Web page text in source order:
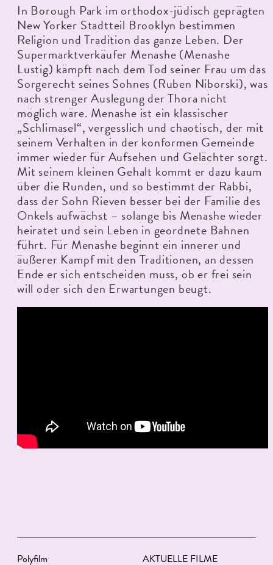
In Borough Park im orthodox-jüdisch geprägten
New Yorker Stadtteil Brooklyn bestimmen
Religion und Tradition das ganze Leben. Der
Supermarktverkäufer Menashe (Menashe
Lustig) kämpft nach dem Tod seiner Frau um das
Sorgerecht seines Sohnes (Ruben Niborski), was
nach strenger Auslegung der Thora nicht
möglich wäre. Menashe ist ein klassischer
„Schlimasel“, vergesslich und chaotisch, der mit
seinem Verhalten in der konformen Gemeinde
immer wieder für Aufsehen und Gelächter sorgt.
Mit seinem kleinen Gehalt kommt er dazu kaum
über die Runden, und so bestimmt der Rabbi,
dass der Sohn Rieven besser bei der Familie des
Onkels aufwächst – solange bis Menashe wieder
heiratet und sein Leben in geordnete Bahnen
führt. Für Menashe beginnt ein innerer und
äußerer Kampf mit den Traditionen, an dessen
Ende er sich entscheiden muss, ob er frei sein
will oder sich den Erwartungen beugt.
Polyfilm AKTUELLE FILME